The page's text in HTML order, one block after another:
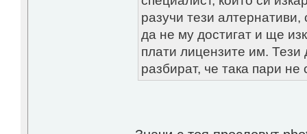
разучи тези
да не му достигат и ще
плати лицензите им. Тези
разбират, че така пари не